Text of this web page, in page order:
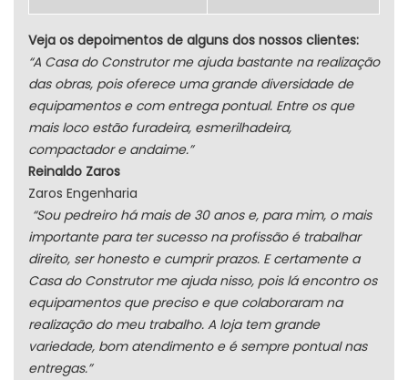
Veja os depoimentos de alguns dos nossos clientes:
“A Casa do Construtor me ajuda bastante na realização
das obras, pois oferece uma grande diversidade de
equipamentos e com entrega pontual. Entre os que
mais loco estão furadeira, esmerilhadeira,
compactador e andaime.”
Reinaldo Zaros
Zaros Engenharia
“Sou pedreiro há mais de 30 anos e, para mim, o mais
importante para ter sucesso na profissão é trabalhar
direito, ser honesto e cumprir prazos. E certamente a
Casa do Construtor me ajuda nisso, pois lá encontro os
equipamentos que preciso e que colaboraram na
realização do meu trabalho. A loja tem grande
variedade, bom atendimento e é sempre pontual nas
entregas.”